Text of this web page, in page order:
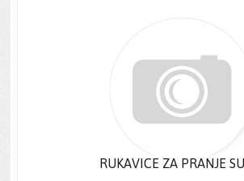
RUKAVICE ZA PRANJE